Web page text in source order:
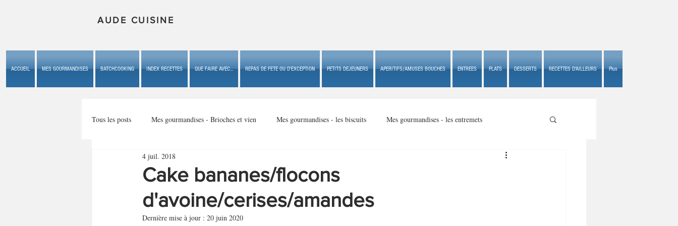
AUDE CUISINE
ACCUEIL MES GOURMANDISES BATCHCOOKING INDEX RECETTES QUE FAIRE AVEC... REPAS DE FETE OU D'EXCEPTION PETITS DEJEUNERS APERITIFS/AMUSES BOUCHES ENTREES PLATS DESSERTS RECETTES D'AILLEURS Plus
Tous les posts Mes gourmandises - Brioches et vien Mes gourmandises - les biscuits Mes gourmandises - les entremets
Mes gourmandises - les gâteaux du b
Mes gourmandises - plaisirs d'enfan Accompagnements Apéritifs/amuses bouches de fête ou
Cake bananes/flocons
d'avoine/cerises/amandes
4 juil. 2018
Dernière mise à jour : 20 juin 2020